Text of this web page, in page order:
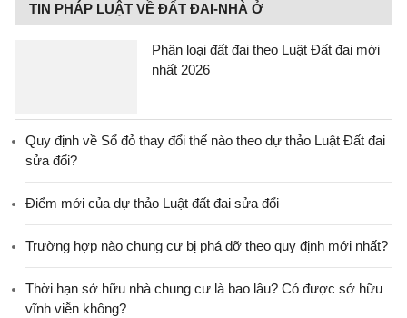
TIN PHÁP LUẬT VỀ ĐẤT ĐAI-NHÀ Ở
Phân loại đất đai theo Luật Đất đai mới
nhất 2026
Quy định về Sổ đỏ thay đổi thế nào theo dự thảo Luật Đất đai
sửa đổi?
Điểm mới của dự thảo Luật đất đai sửa đổi
Trường hợp nào chung cư bị phá dỡ theo quy định mới nhất?
Thời hạn sở hữu nhà chung cư là bao lâu? Có được sở hữu
vĩnh viễn không?